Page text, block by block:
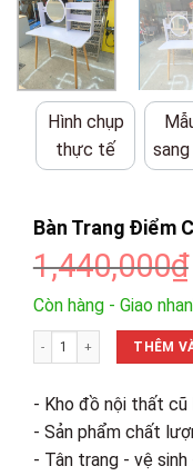
Hình chụp
thực tế
Bàn Trang Điểm
1,440,000₫
Còn hàng - Giao
Bàn Trang Điểm Cũ 1m -
THÊM
- Kho đồ nội thất cũ
- Sản phẩm chất
- Tân trang - vệ sinh